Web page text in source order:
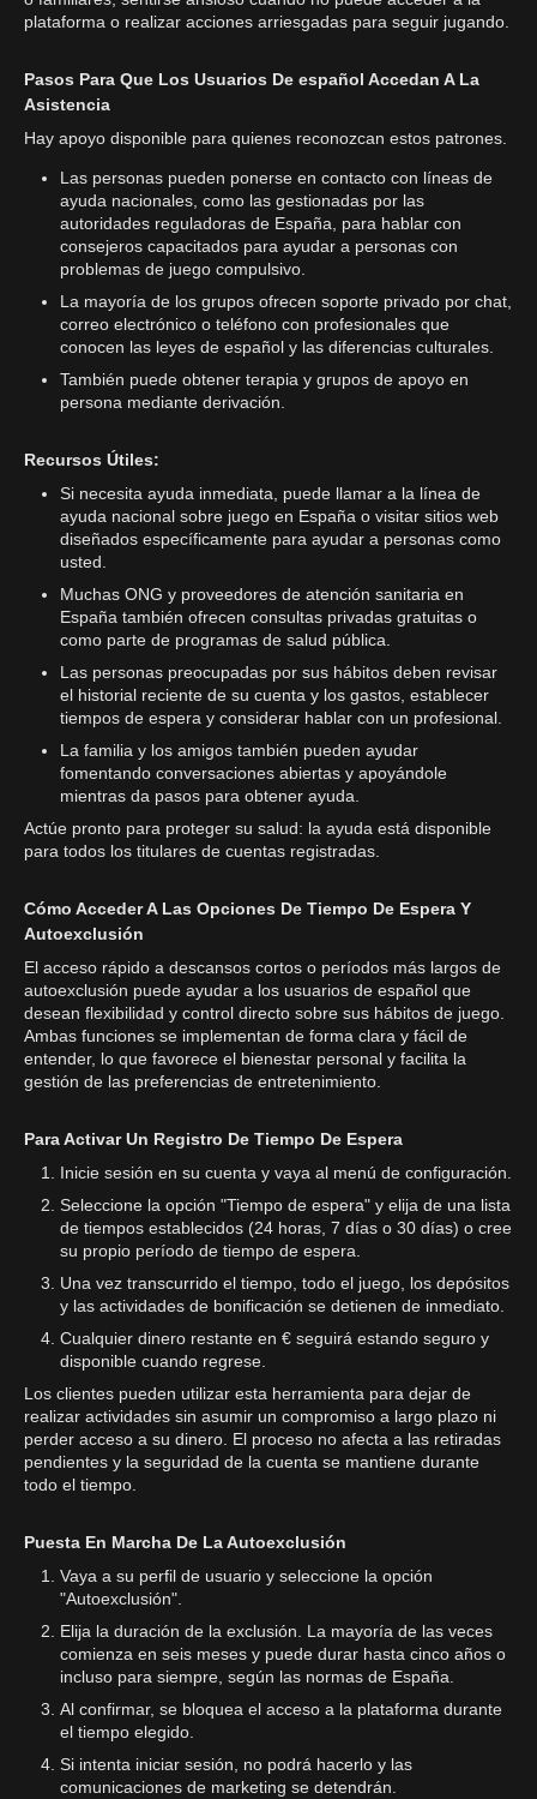
plataforma o realizar acciones arriesgadas para seguir jugando.
Pasos Para Que Los Usuarios De español Accedan A La
Asistencia
Hay apoyo disponible para quienes reconozcan estos patrones.
Las personas pueden ponerse en contacto con líneas de
ayuda nacionales, como las gestionadas por las
autoridades reguladoras de España, para hablar con
consejeros capacitados para ayudar a personas con
problemas de juego compulsivo.
La mayoría de los grupos ofrecen soporte privado por chat,
correo electrónico o teléfono con profesionales que
conocen las leyes de español y las diferencias culturales.
También puede obtener terapia y grupos de apoyo en
persona mediante derivación.
Recursos Útiles:
Si necesita ayuda inmediata, puede llamar a la línea de
ayuda nacional sobre juego en España o visitar sitios web
diseñados específicamente para ayudar a personas como
usted.
Muchas ONG y proveedores de atención sanitaria en
España también ofrecen consultas privadas gratuitas o
como parte de programas de salud pública.
Las personas preocupadas por sus hábitos deben revisar
el historial reciente de su cuenta y los gastos, establecer
tiempos de espera y considerar hablar con un profesional.
La familia y los amigos también pueden ayudar
fomentando conversaciones abiertas y apoyándole
mientras da pasos para obtener ayuda.
Actúe pronto para proteger su salud: la ayuda está disponible
para todos los titulares de cuentas registradas.
Cómo Acceder A Las Opciones De Tiempo De Espera Y
Autoexclusión
El acceso rápido a descansos cortos o períodos más largos de
autoexclusión puede ayudar a los usuarios de español que
desean flexibilidad y control directo sobre sus hábitos de juego.
Ambas funciones se implementan de forma clara y fácil de
entender, lo que favorece el bienestar personal y facilita la
gestión de las preferencias de entretenimiento.
Para Activar Un Registro De Tiempo De Espera
Inicie sesión en su cuenta y vaya al menú de configuración.
Seleccione la opción "Tiempo de espera" y elija de una lista
de tiempos establecidos (24 horas, 7 días o 30 días) o cree
su propio período de tiempo de espera.
Una vez transcurrido el tiempo, todo el juego, los depósitos
y las actividades de bonificación se detienen de inmediato.
Cualquier dinero restante en € seguirá estando seguro y
disponible cuando regrese.
Los clientes pueden utilizar esta herramienta para dejar de
realizar actividades sin asumir un compromiso a largo plazo ni
perder acceso a su dinero. El proceso no afecta a las retiradas
pendientes y la seguridad de la cuenta se mantiene durante
todo el tiempo.
Puesta En Marcha De La Autoexclusión
Vaya a su perfil de usuario y seleccione la opción
"Autoexclusión".
Elija la duración de la exclusión. La mayoría de las veces
comienza en seis meses y puede durar hasta cinco años o
incluso para siempre, según las normas de España.
Al confirmar, se bloquea el acceso a la plataforma durante
el tiempo elegido.
Si intenta iniciar sesión, no podrá hacerlo y las
comunicaciones de marketing se detendrán.